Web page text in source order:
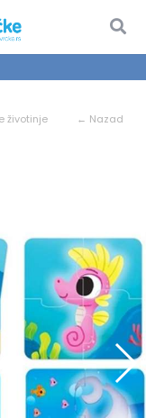
životinje
← Nazad